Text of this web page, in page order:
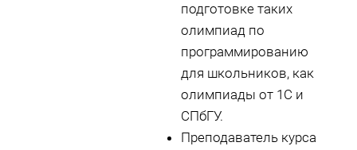
подготовке таких
олимпиад по
программированию
для школьников, как
олимпиады от 1С и
СПбГУ.
Преподаватель курса